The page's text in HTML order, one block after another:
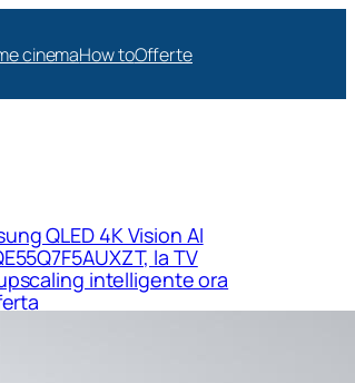
cinemaHow toOfferte
QLED 4K Vision AI
la TV
intelligente ora